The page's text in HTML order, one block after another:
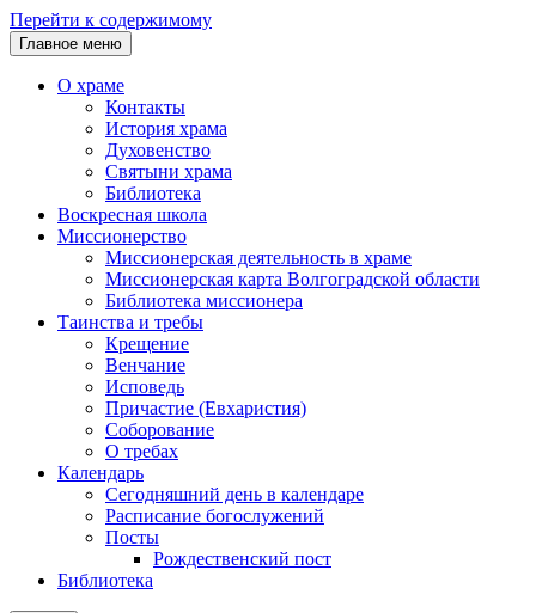
Перейти к содержимому
Главное меню
О храме
Контакты
История храма
Духовенство
Святыни храма
Библиотека
Воскресная школа
Миссионерство
Миссионерская деятельность в храме
Миссионерская карта Волгоградской области
Библиотека миссионера
Таинства и требы
Крещение
Венчание
Исповедь
Причастие (Евхаристия)
Соборование
О требах
Календарь
Сегодняшний день в календаре
Расписание богослужений
Посты
Рождественский пост
Библиотека